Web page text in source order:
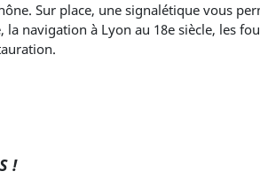
Sur place, une signalétique vous
la navigation à Lyon au 18e siècle, les
!